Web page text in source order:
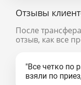
Отзывы
После
отзыв, как все
"Все четко по
взяли по